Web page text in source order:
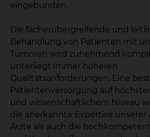
eingebunden.
Die fächerübergreifende und
Behandlung von Patienten mit
Tumoren wird zunehmend
unterliegt immer höheren
Qualitätsanforderungen. Eine
Patientenversorgung auf
und wissenschaftlichem Niveau
die anerkannte Expertise unserer
Ärzte als auch die